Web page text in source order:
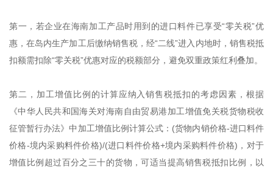
第一，若企业在海南加工产品时用到的进口料件已享受“零关税”优
惠，在岛内生产加工后缴纳销售税，经“二线”进入内地时，销售税抵
扣额需扣除“零关税”优惠对应的税额部分，避免双重政策红利叠加。
第二，加工增值比例的计算应纳入销售税抵扣的考虑因素，根据
《中华人民共和国海关对海南自由贸易港加工增值免关税货物税收
征管暂行办法》中加工增值比例计算公式：(货物内销价格-进口料件
价格-境内采购料件价格)/(进口料件价格+境内采购料件价格)，对于
增值比例超过百分之三十的货物，可适当提高销售税抵扣比例，以